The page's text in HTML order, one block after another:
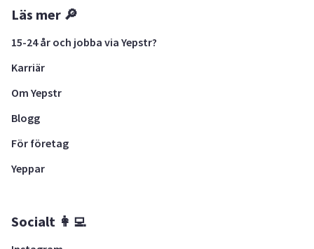
Läs mer 🔎
15-24 år och jobba via Yepstr?
Karriär
Om Yepstr
Blogg
För företag
Yeppar
Socialt 👩‍💻